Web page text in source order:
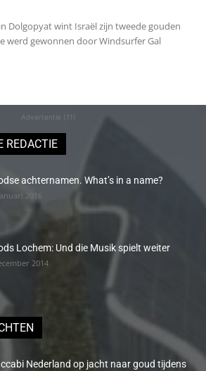
Dolgopyat wint Israël zijn tweede gouden
werd gewonnen door Windsurfer Gal
Advertentie (11)
REDACTIE
achternamen. What’s in a name?
2016
Lochem: Und die Musik spielt weiter
2014
Nederland op jacht naar goud tijdens